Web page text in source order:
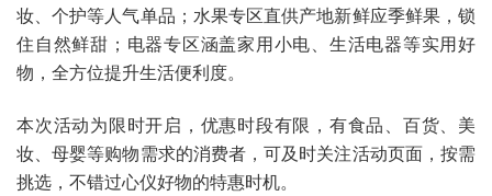
妆、个护等人气单品；水果专区直供产地新鲜应季鲜果，锁
住自然鲜甜；电器专区涵盖家用小电、生活电器等实用好
物，全方位提升生活便利度。
本次活动为限时开启，优惠时段有限，有食品、百货、美
妆、母婴等购物需求的消费者，可及时关注活动页面，按需
挑选，不错过心仪好物的特惠时机。